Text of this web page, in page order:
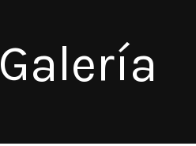
Galería